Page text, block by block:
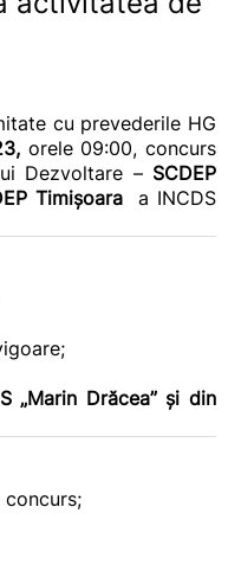
cu prevederile HG
orele 09:00, concurs
Dezvoltare – SCDEP
Timișoaraa INCDS
„Marin Drăcea” şi din